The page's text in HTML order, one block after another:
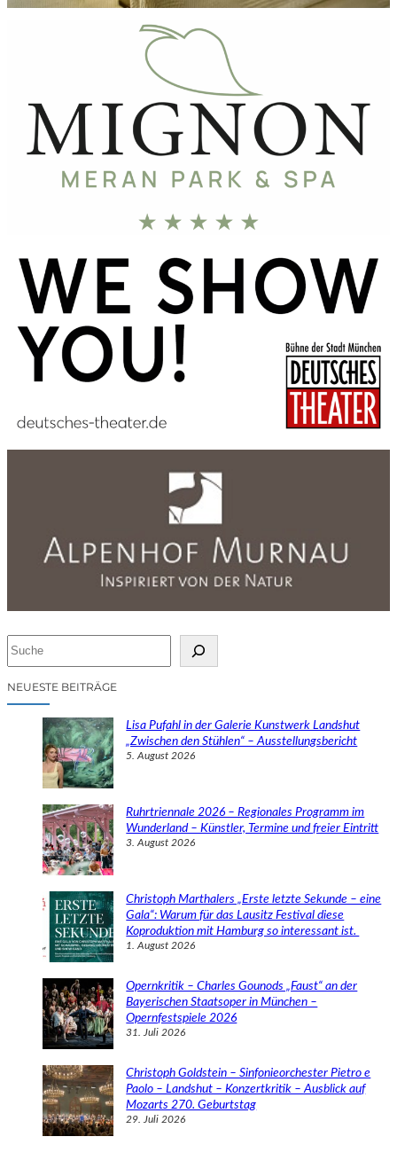
cNEUESTE BEITRÄGE
Lisa Pufahl in der Galerie Kunstwerk Landshut
„Zwischen den Stühlen“ – Ausstellungsbericht
5. August 2026
Ruhrtriennale 2026 – Regionales Programm im
Wunderland – Künstler, Termine und freier Eintritt
3. August 2026
Christoph Marthalers „Erste letzte Sekunde – eine
Gala“: Warum für das Lausitz Festival diese
Koproduktion mit Hamburg so interessant ist.
1. August 2026
Opernkritik – Charles Gounods „Faust“ an der
Bayerischen Staatsoper in München –
Opernfestspiele 2026
31. Juli 2026
Christoph Goldstein – Sinfonieorchester Pietro e
Paolo – Landshut – Konzertkritik – Ausblick auf
Mozarts 270. Geburtstag
29. Juli 2026